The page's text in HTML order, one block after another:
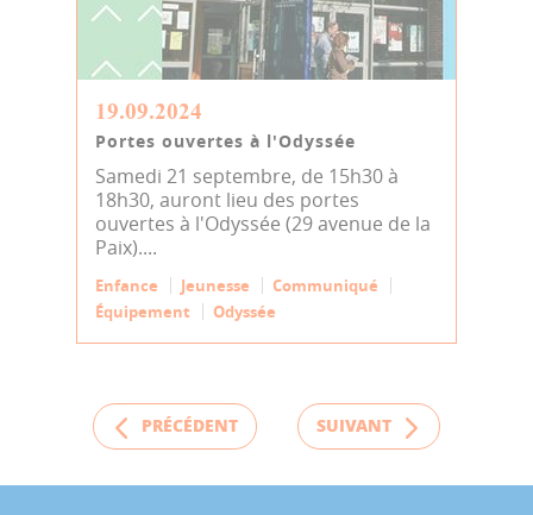
19.09.2024
Portes ouvertes à l'Odyssée
Samedi 21 septembre, de 15h30 à
18h30, auront lieu des portes
ouvertes à l'Odyssée (29 avenue de la
Paix)....
Enfance Jeunesse
Communiqué
Équipement
Odyssée
PRÉCÉDENT SUIVANT